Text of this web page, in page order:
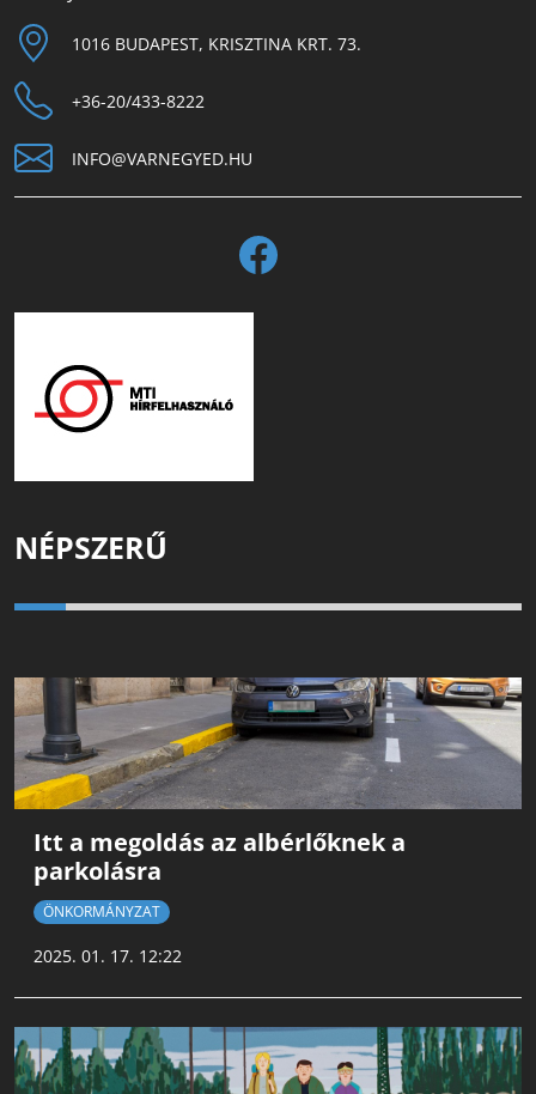
1016 BUDAPEST, KRISZTINA KRT. 73.
+36-20/433-8222
INFO@VARNEGYED.HU
NÉPSZERŰ
Itt a megoldás az albérlőknek a
parkolásra
ÖNKORMÁNYZAT
2025. 01. 17. 12:22